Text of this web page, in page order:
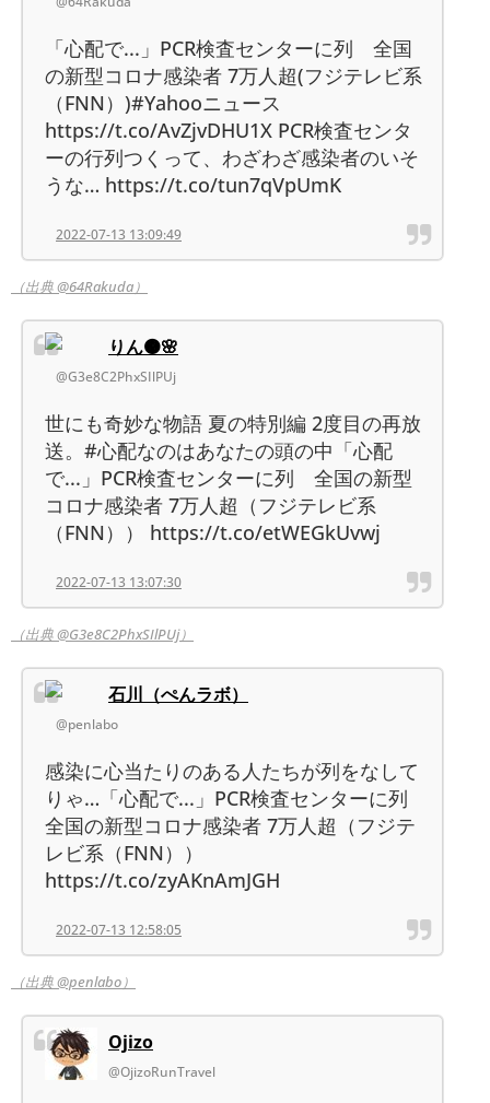
「心配で...」PCR検査センターに列 全国
の新型コロナ感染者 7万人超(フジテレビ系
（FNN）)#Yahooニュース
https://t.co/AvZjvDHU1X PCR検査センタ
ーの行列つくって、わざわざ感染者のいそ
うな… https://t.co/tun7qVpUmK
2022-07-13 13:09:49
（出典 @64Rakuda）
りん🟠🌸
@G3e8C2PhxSIlPUj
世にも奇妙な物語 夏の特別編 2度目の再放
送。#心配なのはあなたの頭の中「心配
で...」PCR検査センターに列 全国の新型
コロナ感染者 7万人超（フジテレビ系
（FNN）） https://t.co/etWEGkUvwj
2022-07-13 13:07:30
（出典 @G3e8C2PhxSIlPUj）
石川（ぺんラボ）
@penlabo
感染に心当たりのある人たちが列をなして
りゃ…「心配で...」PCR検査センターに列
全国の新型コロナ感染者 7万人超（フジテ
レビ系（FNN））
https://t.co/zyAKnAmJGH
2022-07-13 12:58:05
（出典 @penlabo）
Ojizo
@OjizoRunTravel